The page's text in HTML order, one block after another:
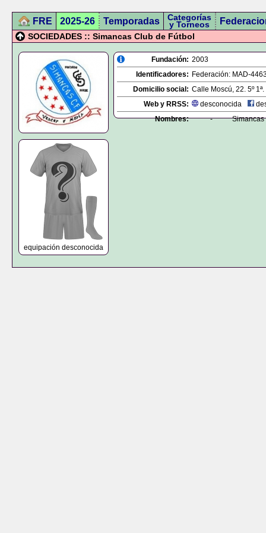
FRE 2025-26 Temporadas Categorías
y Torneos
SOCIEDADES :: Simancas Club de Fútbol
equipación desconocida
Fundación: 2003
Identificadores: Federación: MAD-
Domicilio social: Calle Moscú, 22. 5º 1ª.
Web y RRSS:
desconocida
Nombres:
- Simancas